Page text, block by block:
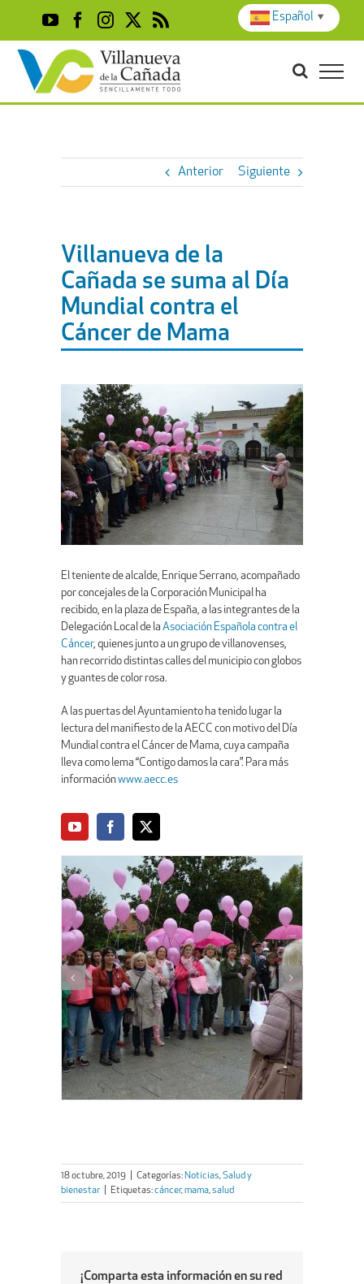
content
YouTubeFacebook
Instagram
X Rss
Anterior Siguiente
Villanueva de la
Cañada se suma al Día
Mundial contra el
Cáncer de Mama
El teniente de alcalde, Enrique Serrano, acompañado
por concejales de la Corporación Municipal ha
recibido, en la plaza de España, a las integrantes de la
Delegación Local de la Asociación Española contra el
Cáncer, quienes junto a un grupo de villanovenses,
han recorrido distintas calles del municipio con globos
y guantes de color rosa.
A las puertas del Ayuntamiento ha tenido lugar la
lectura del manifiesto de la AECC con motivo del Día
Mundial contra el Cáncer de Mama, cuya campaña
lleva como lema “Contigo damos la cara”. Para más
informaciónwww.aecc.es
18 octubre, 2019 Categorías: Noticias,Salud y
bienestar
Etiquetas:cáncer,mama,salud
¡Comparta esta información en su red
Español ▼